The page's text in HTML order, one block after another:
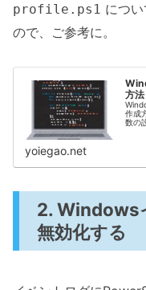
profile.ps1 につ
ので、ご参考に。
方法
作成
数の
yoiegao.net
2. Windows
無効化する